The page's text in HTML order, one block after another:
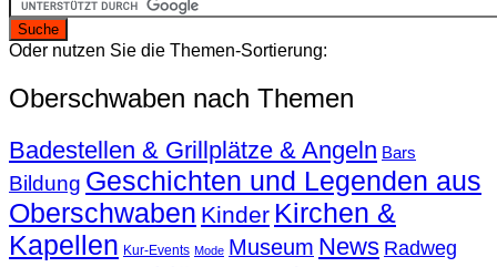
Oder nutzen Sie die Themen-Sortierung:
Oberschwaben nach Themen
Badestellen & Grillplätze & Angeln Bars
Bildung Geschichten und Legenden aus
Oberschwaben Kinder Kirchen &
Kapellen Kur-Events Mode Museum News Radweg